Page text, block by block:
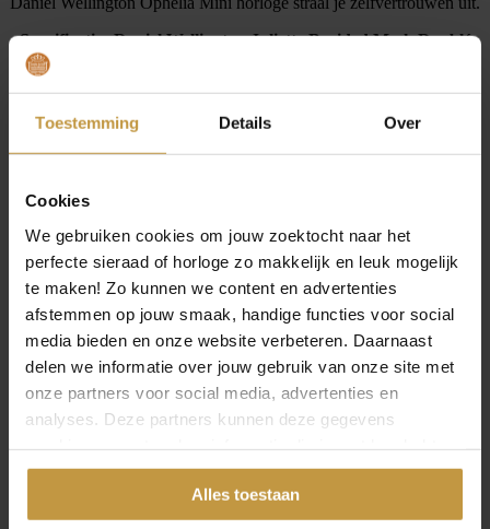
Toestemming Details Over
Cookies
We gebruiken cookies om jouw zoektocht naar het
perfecte sieraad of horloge zo makkelijk en leuk mogelijk
te maken! Zo kunnen we content en advertenties
afstemmen op jouw smaak, handige functies voor social
media bieden en onze website verbeteren. Daarnaast
delen we informatie over jouw gebruik van onze site met
onze partners voor social media, advertenties en
analyses. Deze partners kunnen deze gegevens
gedeeld of die ze hebben verzameld via jouw gebruik van
Alles toestaan
Specificaties Daniel Wellington Juliette Braided Mesh Doublé
– Artikelnummer: DW00100882
– Serie: Juliette Braided Mesh
– Analoog
– Diameter kast: 23 x 31 mm
– Dikte kast: ca 6 mm
– Kleur wijzerplaat: wit
– Mineraal glas
– Band: edelstaal
– Kleur band: Goudkleurig
– Breedte band: 10 mm
– Klepsluiting
– Verwisselbare band: Ja
– 2 jaar fabrieksgarantie
– Origineel garantiebewijs
– Levering in originele Daniel Wellington verpakking